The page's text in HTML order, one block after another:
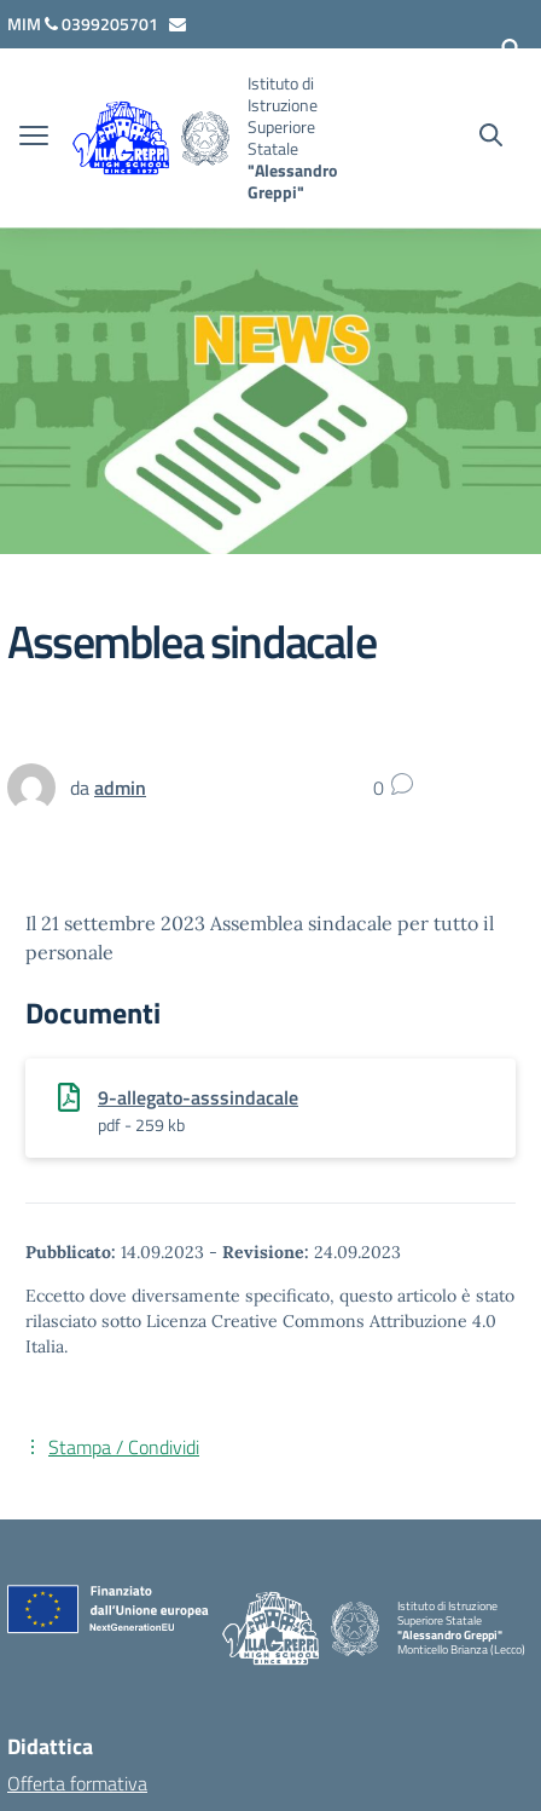
Vai ai contenuti
Vai al menu di navigazione
Vai al footer
MIM
0399205701
Istituto di
Istruzione
Superiore
Statale
"Alessandro
Greppi"
Assemblea sindacale
daadmin 0
Il 21 settembre 2023 Assemblea sindacale per tutto il
personale
Documenti
9-allegato-asssindacale
pdf - 259 kb
Pubblicato: 14.09.2023 - Revisione: 24.09.2023
Eccetto dove diversamente specificato, questo articolo è stato
rilasciato sotto Licenza Creative Commons Attribuzione 4.0
Italia.
Stampa / Condividi
Istituto di Istruzione
Superiore Statale
"Alessandro Greppi"
Monticello Brianza (Lecco)
Didattica
Offerta formativa